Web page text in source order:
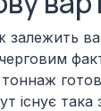
існує така